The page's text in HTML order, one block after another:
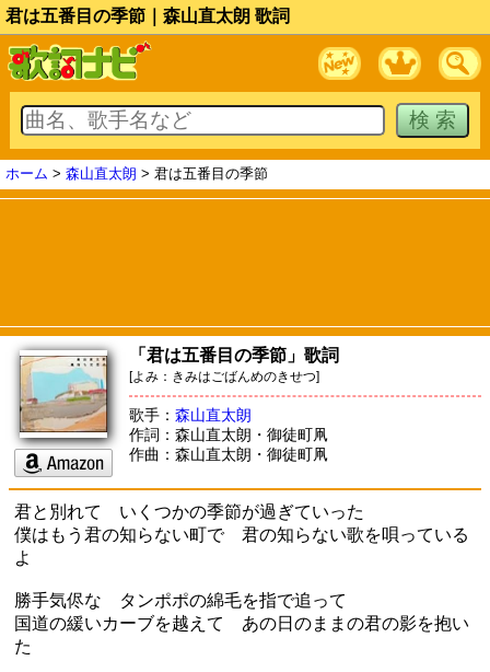
君は五番目の季節｜森山直太朗 歌詞
ホーム > 森山直太朗 > 君は五番目の季節
「君は五番目の季節」歌詞
[よみ：きみはごばんめのきせつ]
歌手： 森山直太朗
作詞：森山直太朗・御徒町凧
作曲：森山直太朗・御徒町凧
君と別れて いくつかの季節が過ぎていった
僕はもう君の知らない町で 君の知らない歌を唄っている
よ
勝手気侭な タンポポの綿毛を指で追って
国道の緩いカーブを越えて あの日のままの君の影を抱い
た